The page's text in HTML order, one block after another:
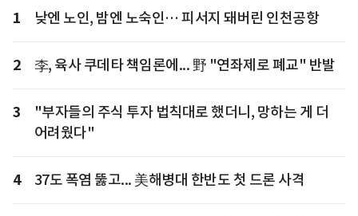
1 낮엔 노인, 밤엔 노숙인… 피서지 돼버린 인천공항
2 李, 육사 쿠데타 책임론에... 野 "연좌제로 폐교" 반발
3
"부자들의 주식 투자 법칙대로 했더니, 망하는 게 더
어려웠다"
4 37도 폭염 뚫고... 美해병대 한반도 첫 드론 사격